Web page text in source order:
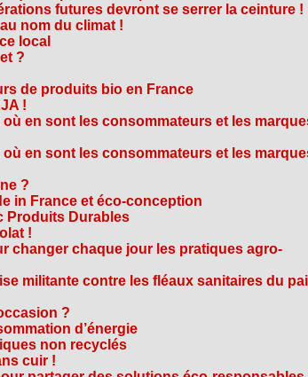
futures devront se serrer la ceinture !
nom du climat !
local
?
de produits bio en France
!
en sont les consommateurs et les
en sont les consommateurs et les
?
in France et éco-conception
Produits Durables
!
changer chaque jour les pratiques agro-
militante contre les fléaux sanitaires du
?
d’énergie
non recyclés
cuir !